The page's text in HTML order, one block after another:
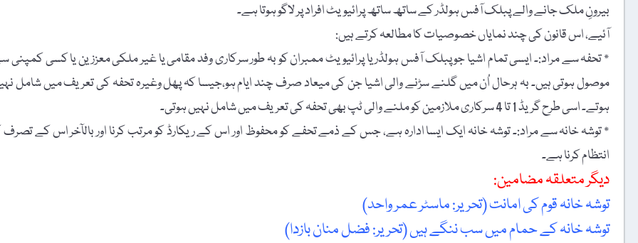
بیرونِ ملک جانے والے پبلک آفس ہولڈر کے ساتھ ساتھ پرائیویٹ افراد پر لاگو ہوتا ہے۔
آئیے، اس قانون کی چند نمایاں خصوصیات کا مطالعہ کرتے ہیں:
٭ تحفہ سے مراد:۔ ایسی تمام اشیا جو پبلک آفس ہولڈر یا پرائیویٹ ممبران کو بہ طور سرکاری وفد مقامی یا غیر ملکی معززین یا کسی کمپنی
موصول ہوتی ہیں۔ بہ ہرحال اُن میں گلنے سڑنے والی اشیا جن کی میعاد صرف چند ایام ہو،جیسا کہ پھل وغیرہ تحفہ کی تعریف میں شامل
ہوتے۔ اسی طرح گریڈ 1 تا 4 سرکاری ملازمین کو ملنے والی ٹپ بھی تحفہ کی تعریف میں شامل نہیں ہوتی۔
٭ توشہ خانہ سے مراد:۔ توشہ خانہ ایک ایسا ادارہ ہے، جس کے ذمے تحفے کو محفوظ اور اس کے ریکارڈ کو مرتب کرنا اور بالآخر اس کے تصرف
انتظام کرنا ہے۔
دیگر متعلقہ مضامین:
توشہ خانہ قوم کی امانت (تحریر: ماسٹر عمر واحد)
توشہ خانہ کے حمام میں سب ننگے ہیں (تحریر: فضل منان بازدا)